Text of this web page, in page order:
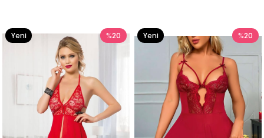
%20
Yeni
%20
Yeni